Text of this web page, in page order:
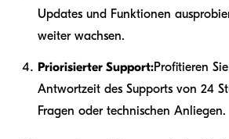
Updates und Funktionen
weiter wachsen.
Priorisierter Support:Profitieren
Antwortzeit des Supports von 24
Fragen oder technischen Anliegen.